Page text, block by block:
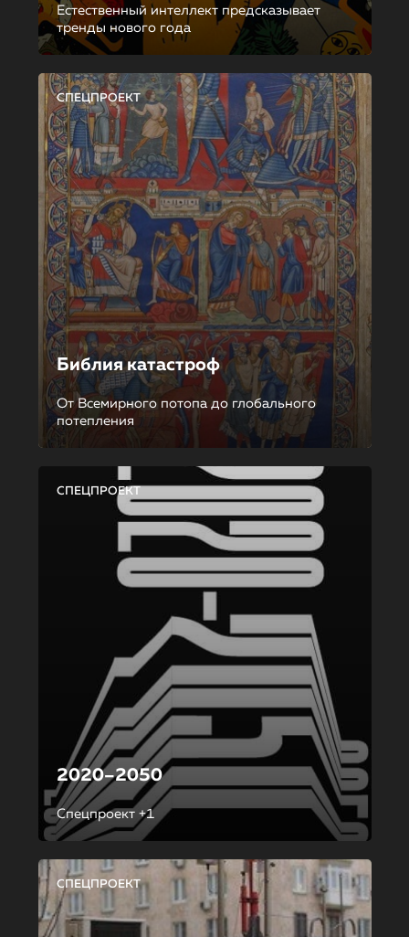
Естественный интеллект предсказывает
тренды нового года
СПЕЦПРОЕКТ
Библия катастроф
От Всемирного потопа до глобального
потепления
СПЕЦПРОЕКТ
2020–2050
Спецпроект +1
СПЕЦПРОЕКТ